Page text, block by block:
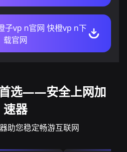
子vp n官网 快橙vp n下
载官网
选——安全上网加
速器
助您稳定畅游互联网